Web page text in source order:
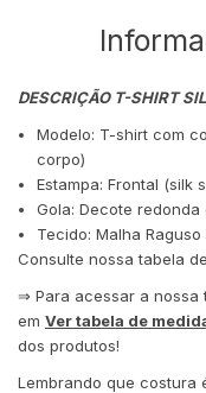
DESCRIÇÃO T-SHIRT
Modelo: T-shirt com
corpo)
Estampa: Frontal (silk
Gola: Decote redonda
Tecido: Malha
Consulte nossa tabela
⇒ Para acessar a nossa
em Ver tabela de
dos produtos!
Lembrando que costura